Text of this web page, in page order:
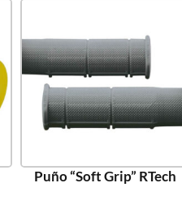
Puño “Soft Grip” RTech